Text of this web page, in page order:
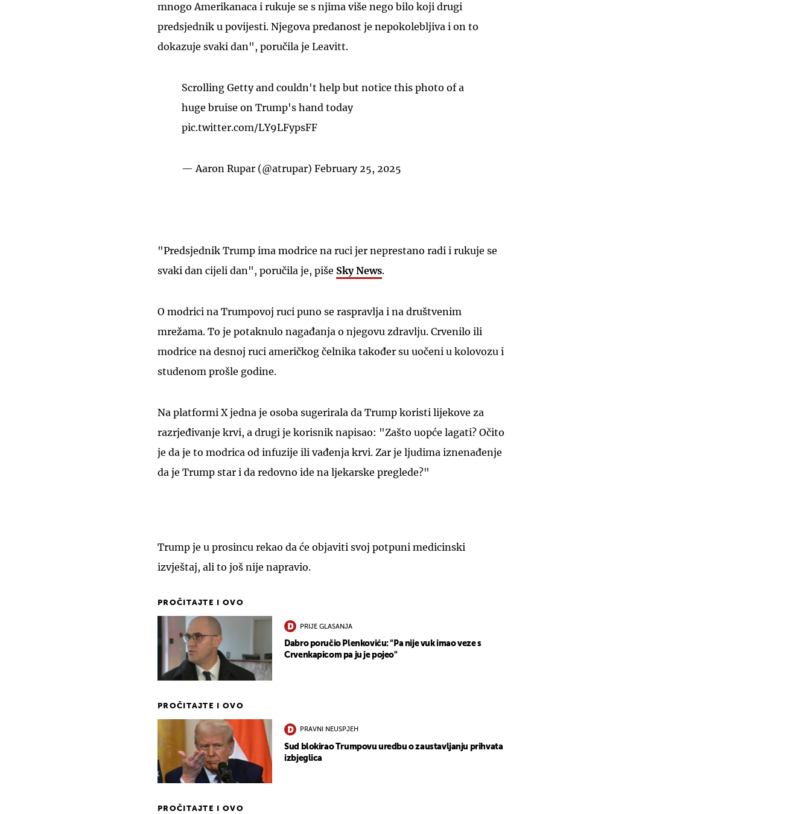
mnogo Amerikanaca i rukuje se s njima više nego bilo koji drugi
predsjednik u povijesti. Njegova predanost je nepokolebljiva i on to
dokazuje svaki dan", poručila je Leavitt.
Scrolling Getty and couldn't help but notice this photo of a
huge bruise on Trump's hand today
pic.twitter.com/LY9LFypsFF
— Aaron Rupar (@atrupar) February 25, 2025
"Predsjednik Trump ima modrice na ruci jer neprestano radi i rukuje se
svaki dan cijeli dan", poručila je, piše Sky News.
O modrici na Trumpovoj ruci puno se raspravlja i na društvenim
mrežama. To je potaknulo nagađanja o njegovu zdravlju. Crvenilo ili
modrice na desnoj ruci američkog čelnika također su uočeni u kolovozu i
studenom prošle godine.
Na platformi X jedna je osoba sugerirala da Trump koristi lijekove za
razrjeđivanje krvi, a drugi je korisnik napisao: "Zašto uopće lagati? Očito
je da je to modrica od infuzije ili vađenja krvi. Zar je ljudima iznenađenje
da je Trump star i da redovno ide na ljekarske preglede?"
Trump je u prosincu rekao da će objaviti svoj potpuni medicinski
izvještaj, ali to još nije napravio.
PROČITAJTE I OVO
PRIJE GLASANJA
Dabro poručio Plenkoviću: "Pa nije vuk imao veze s
Crvenkapicom pa ju je pojeo"
PROČITAJTE I OVO
PRAVNI NEUSPJEH
Sud blokirao Trumpovu uredbu o zaustavljanju prihvata
izbjeglica
PROČITAJTE I OVO